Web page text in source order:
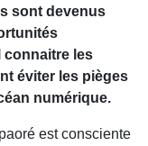
sont devenus
connaitre les
éviter les pièges
numérique.
est consciente